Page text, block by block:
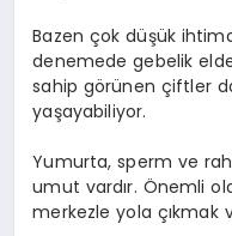
Bazen çok düşük
denemede gebelik
sahip görünen çiftler
yaşayabiliyor.
Yumurta, sperm ve
umut vardır. Önemli
merkezle yola çıkmak